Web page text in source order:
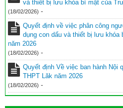
và thiết bị lưu khóa bí mật của
(18/02/2026) -
Quyết định về việc phân công
dụng con dấu và thiết bị lưu
năm 2026
(18/02/2026) -
Quyết định Về việc ban hành
THPT Lăk năm 2026
(18/02/2026) -